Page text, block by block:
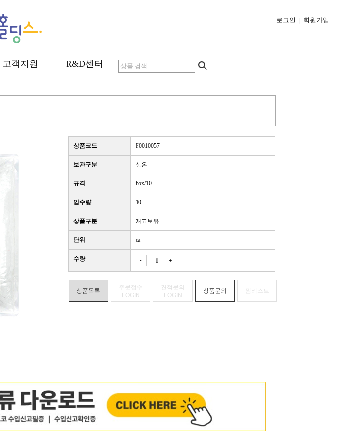
고객지원 R&D센터
로그인 회원가입
상품코드 F0010057
보관구분 상온
규격 box/10
입수량 10
상품구분 재고보유
단위 ea
수량 - +
상품목록
주문접수
LOGIN
견적문의
LOGIN
상품문의 찜리스트